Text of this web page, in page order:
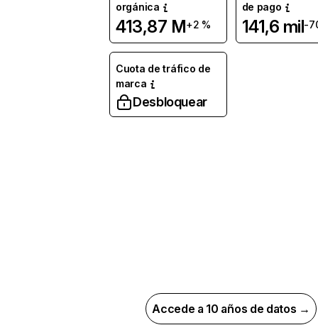
orgánica
413,87 M+2 %
de pago
141,6 mil-
Cuota de tráfico de
marca
Desbloquear
Accede a 10 años de datos →